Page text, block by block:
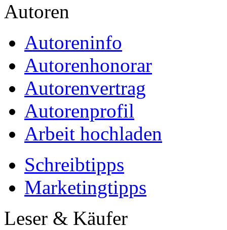
Autoren
Autoreninfo
Autorenhonorar
Autorenvertrag
Autorenprofil
Arbeit hochladen
Schreibtipps
Marketingtipps
Leser & Käufer